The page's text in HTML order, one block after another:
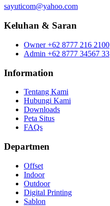
sayuticom@yahoo.com
Keluhan & Saran
Owner +62 8777 216 2100
Admin +62 8777 34567 33
Information
Tentang Kami
Hubungi Kami
Downloads
Peta Situs
FAQs
Departmen
Offset
Indoor
Outdoor
Digital Printing
Sablon